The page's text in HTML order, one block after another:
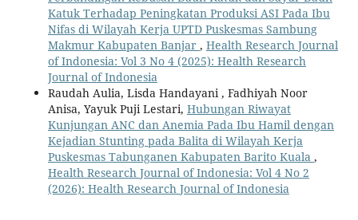
Katuk Terhadap Peningkatan Produksi ASI Pada Ibu
Nifas di Wilayah Kerja UPTD Puskesmas Sambung
Makmur Kabupaten Banjar , Health Research Journal
of Indonesia: Vol 3 No 4 (2025): Health Research
Journal of Indonesia
Raudah Aulia, Lisda Handayani , Fadhiyah Noor
Anisa, Yayuk Puji Lestari, Hubungan Riwayat
Kunjungan ANC dan Anemia Pada Ibu Hamil dengan
Kejadian Stunting pada Balita di Wilayah Kerja
Puskesmas Tabunganen Kabupaten Barito Kuala ,
Health Research Journal of Indonesia: Vol 4 No 2
(2026): Health Research Journal of Indonesia